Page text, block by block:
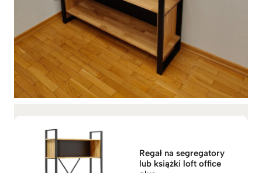
Regał na segregatory
lub książki loft office